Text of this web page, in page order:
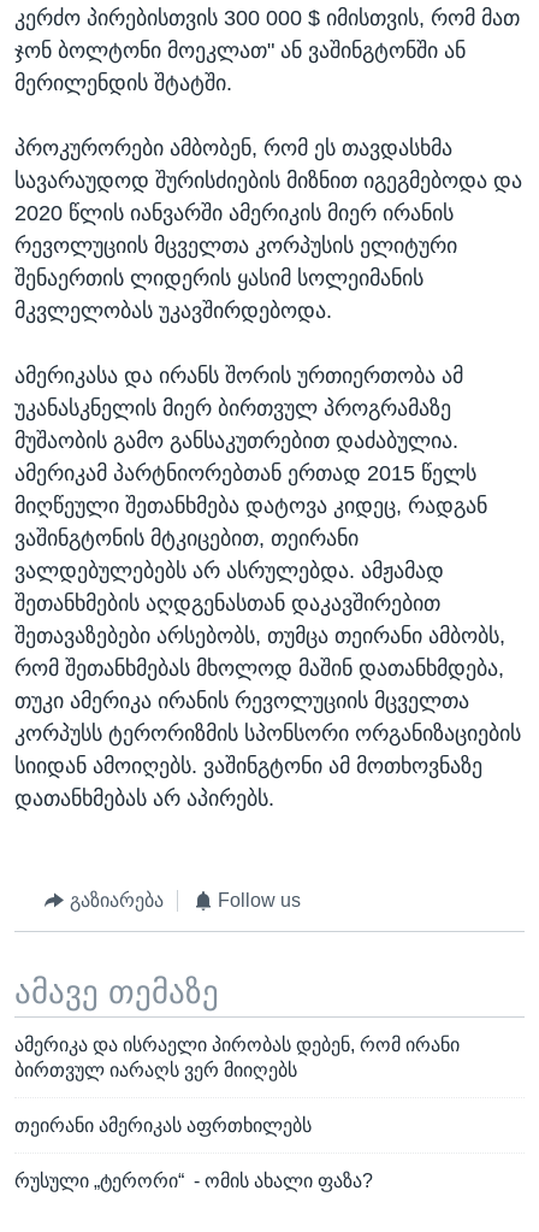
კერძო პირებისთვის 300 000 $ იმისთვის, რომ მათ
ჯონ ბოლტონი მოეკლათ" ან ვაშინგტონში ან
მერილენდის შტატში.
პროკურორები ამბობენ, რომ ეს თავდასხმა
სავარაუდოდ შურისძიების მიზნით იგეგმებოდა და
2020 წლის იანვარში ამერიკის მიერ ირანის
რევოლუციის მცველთა კორპუსის ელიტური
შენაერთის ლიდერის ყასიმ სოლეიმანის
მკვლელობას უკავშირდებოდა.
ამერიკასა და ირანს შორის ურთიერთობა ამ
უკანასკნელის მიერ ბირთვულ პროგრამაზე
მუშაობის გამო განსაკუთრებით დაძაბულია.
ამერიკამ პარტნიორებთან ერთად 2015 წელს
მიღწეული შეთანხმება დატოვა კიდეც, რადგან
ვაშინგტონის მტკიცებით, თეირანი
ვალდებულებებს არ ასრულებდა. ამჟამად
შეთანხმების აღდგენასთან დაკავშირებით
შეთავაზებები არსებობს, თუმცა თეირანი ამბობს,
რომ შეთანხმებას მხოლოდ მაშინ დათანხმდება,
თუკი ამერიკა ირანის რევოლუციის მცველთა
კორპუსს ტერორიზმის სპონსორი ორგანიზაციების
სიიდან ამოიღებს. ვაშინგტონი ამ მოთხოვნაზე
დათანხმებას არ აპირებს.
გაზიარება Follow us
ამავე თემაზე
ამერიკა და ისრაელი პირობას დებენ, რომ ირანი
ბირთვულ იარაღს ვერ მიიღებს
თეირანი ამერიკას აფრთხილებს
რუსული „ტერორი“ - ომის ახალი ფაზა?